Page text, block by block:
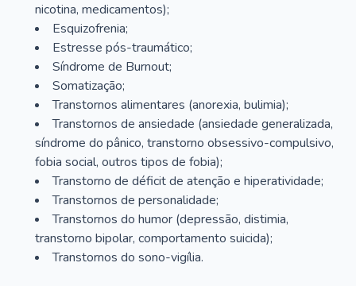
nicotina, medicamentos);
Esquizofrenia;
Estresse pós-traumático;
Síndrome de Burnout;
Somatização;
Transtornos alimentares (anorexia, bulimia);
Transtornos de ansiedade (ansiedade generalizada,
síndrome do pânico, transtorno obsessivo-compulsivo,
fobia social, outros tipos de fobia);
Transtorno de déficit de atenção e hiperatividade;
Transtornos de personalidade;
Transtornos do humor (depressão, distimia,
transtorno bipolar, comportamento suicida);
Transtornos do sono-vigília.